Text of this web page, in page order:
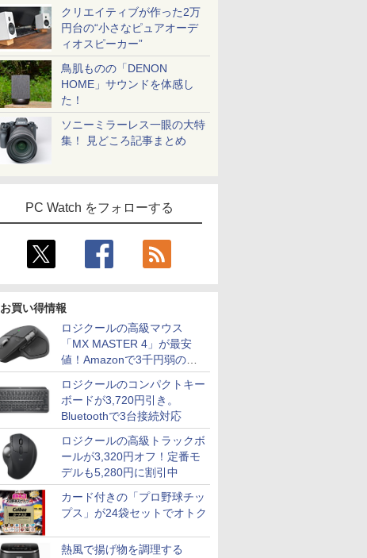
クリエイティブが作った2万
円台の“小さなピュアオーデ
ィオスピーカー”
鳥肌ものの「DENON
HOME」サウンドを体感し
た！
ソニーミラーレス一眼の大特
集！ 見どころ記事まとめ
PC Watch をフォローする
お買い得情報
ロジクールの高級マウス
「MX MASTER 4」が最安
値！Amazonで3千円弱の割
引
ロジクールのコンパクトキー
ボードが3,720円引き。
Bluetoothで3台接続対応
ロジクールの高級トラックボ
ールが3,320円オフ！定番モ
デルも5,280円に割引中
カード付きの「プロ野球チッ
プス」が24袋セットでオトク
熱風で揚げ物を調理する